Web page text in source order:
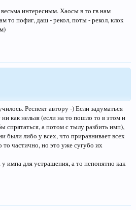
интересным. Хаосы в то гв нам
то пофиг, даш - рекол, поты - рекол, клок
Респект автору -) Если задуматься
как нельзя (если на то пошло то в этом и
спрятаться, а потом с тылу разбить имп),
были либо у всех, что приравнивает всех
то частично, но это уже сугубо их
импа для устрашения, а то непонятно как